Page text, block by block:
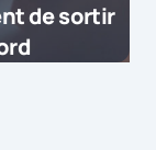
de sortir